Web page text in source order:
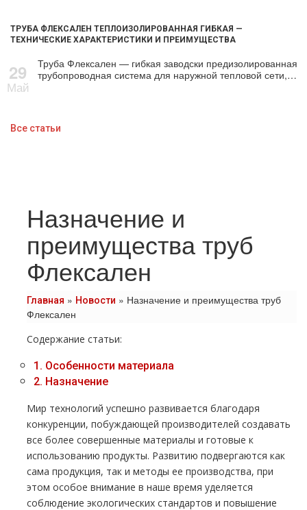
ТРУБА ФЛЕКСАЛЕН ТЕПЛОИЗОЛИРОВАННАЯ ГИБКАЯ —
ТЕХНИЧЕСКИЕ ХАРАКТЕРИСТИКИ И ПРЕИМУЩЕСТВА
29
Май
Труба Флексален — гибкая заводски предизолированная
трубопроводная система для наружной тепловой сети,…
Все статьи
Назначение и
преимущества труб
Флексален
Главная » Новости » Назначение и преимущества труб
Флексален
Содержание статьи:
1. Особенности материала
2. Назначение
Мир технологий успешно развивается благодаря
конкуренции, побуждающей производителей создавать
все более совершенные материалы и готовые к
использованию продукты. Развитию подвергаются как
сама продукция, так и методы ее производства, при
этом особое внимание в наше время уделяется
соблюдение экологических стандартов и повышение